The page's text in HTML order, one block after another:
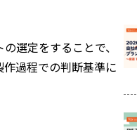
選定をすることで、
過程での判断基準に